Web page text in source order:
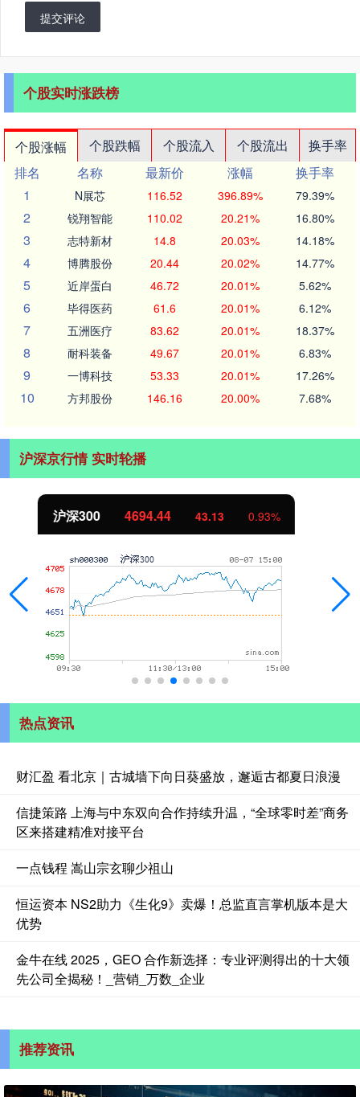
提交评论
个股实时涨跌榜
个股涨幅 个股跌幅 个股流入 个股流出
换手率
排名
名称 最新价 涨幅
换手率
1
N展芯 116.52 396.89% 79.39%
2 锐翔智能 110.02 20.21% 16.80%
3 志特新材 14.8 20.03% 14.18%
4 博腾股份 20.44 20.02% 14.77%
5 近岸蛋白 46.72 20.01% 5.62%
6 毕得医药 61.6 20.01% 6.12%
7 五洲医疗 83.62 20.01% 18.37%
8 耐科装备 49.67 20.01% 6.83%
9 一博科技 53.33 20.01% 17.26%
10 方邦股份 146.16 20.00% 7.68%
沪深京行情 实时轮播
北证50 1134.24 11.37 1.01%
热点资讯
财汇盈 看北京｜古城墙下向日葵盛放，邂逅古都夏日浪漫
信捷策路 上海与中东双向合作持续升温，“全球零时差”商务
区来搭建精准对接平台
一点钱程 嵩山宗玄聊少祖山
恒运资本 NS2助力《生化9》卖爆！总监直言掌机版本是大
优势
金牛在线 2025，GEO 合作新选择：专业评测得出的十大领
先公司全揭秘！_营销_万数_企业
推荐资讯